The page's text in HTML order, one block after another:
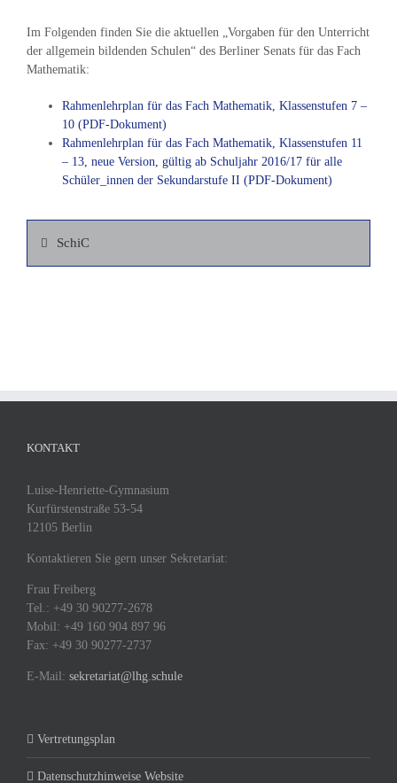
Im Folgenden finden Sie die aktuellen „Vorgaben für den Unterricht
der allgemein bildenden Schulen“ des Berliner Senats für das Fach
Mathematik:
Rahmenlehrplan für das Fach Mathematik, Klassenstufen 7 –
10 (PDF-Dokument)
Rahmenlehrplan für das Fach Mathematik, Klassenstufen 11
– 13, neue Version, gültig ab Schuljahr 2016/17 für alle
Schüler_innen der Sekundarstufe II (PDF-Dokument)
SchiC
KONTAKT
Luise-Henriette-Gymnasium
Kurfürstenstraße 53-54
12105 Berlin
Kontaktieren Sie gern unser Sekretariat:
Frau Freiberg
Tel.: +49 30 90277-2678
Mobil: +49 160 904 897 96
Fax: +49 30 90277-2737
E-Mail: sekretariat@lhg.schule
Vertretungsplan
Datenschutzhinweise Website